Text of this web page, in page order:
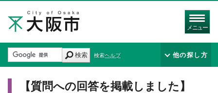
メニュー
検索 検索ヘルプ 他の探し方
【質問への回答を掲載しました】